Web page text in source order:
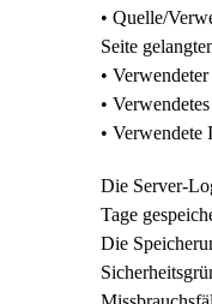
• Quelle/
Seite
•
•
• Verwendete
Die Server-
Tage
Die